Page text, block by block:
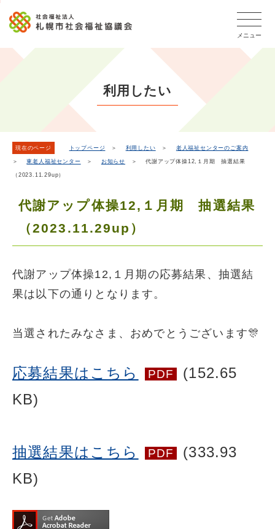
文
メニュー
か
利用したい
現在のページ トップページ ＞ 利用したい ＞ 老人福祉センターのご案内
＞東老人福祉センター ＞ お知らせ ＞ 代謝アップ体操12,１月期 抽選結果
（2023.11.29up）
代謝アップ体操12,１月期 抽選結果
（2023.11.29up）
代謝アップ体操12,１月期の応募結果、抽選結
果は以下の通りとなります。
当選されたみなさま、おめでとうございます🎊
応募結果はこちら PDF
(152.65
KB)
抽選結果はこちら PDF
(333.93
KB)
こ
フ
タ
こ